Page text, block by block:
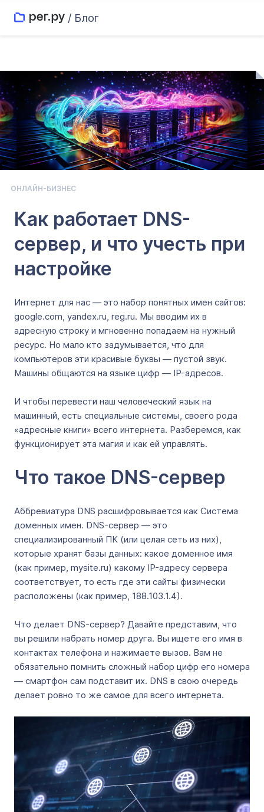
/ Блог
ОНЛАЙН-БИЗНЕС
Как работает DNS-
сервер, и что учесть при
настройке
Интернет для нас — это набор понятных имен сайтов:
google.com, yandex.ru, reg.ru. Мы вводим их в
адресную строку и мгновенно попадаем на нужный
ресурс. Но мало кто задумывается, что для
компьютеров эти красивые буквы — пустой звук.
Машины общаются на языке цифр — IP-адресов.
И чтобы перевести наш человеческий язык на
машинный, есть специальные системы, своего рода
«адресные книги» всего интернета. Разберемся, как
функционирует эта магия и как ей управлять.
Что такое DNS-сервер
Аббревиатура DNS расшифровывается как Система
доменных имен. DNS-сервер — это
специализированный ПК (или целая сеть из них),
которые хранят базы данных: какое доменное имя
(как пример, mysite.ru) какому IP-адресу сервера
соответствует, то есть где эти сайты физически
расположены (как пример, 188.103.1.4).
Что делает DNS-сервер? Давайте представим, что
вы решили набрать номер друга. Вы ищете его имя в
контактах телефона и нажимаете вызов. Вам не
обязательно помнить сложный набор цифр его номера
— смартфон сам подставит их. DNS в свою очередь
делает ровно то же самое для всего интернета.